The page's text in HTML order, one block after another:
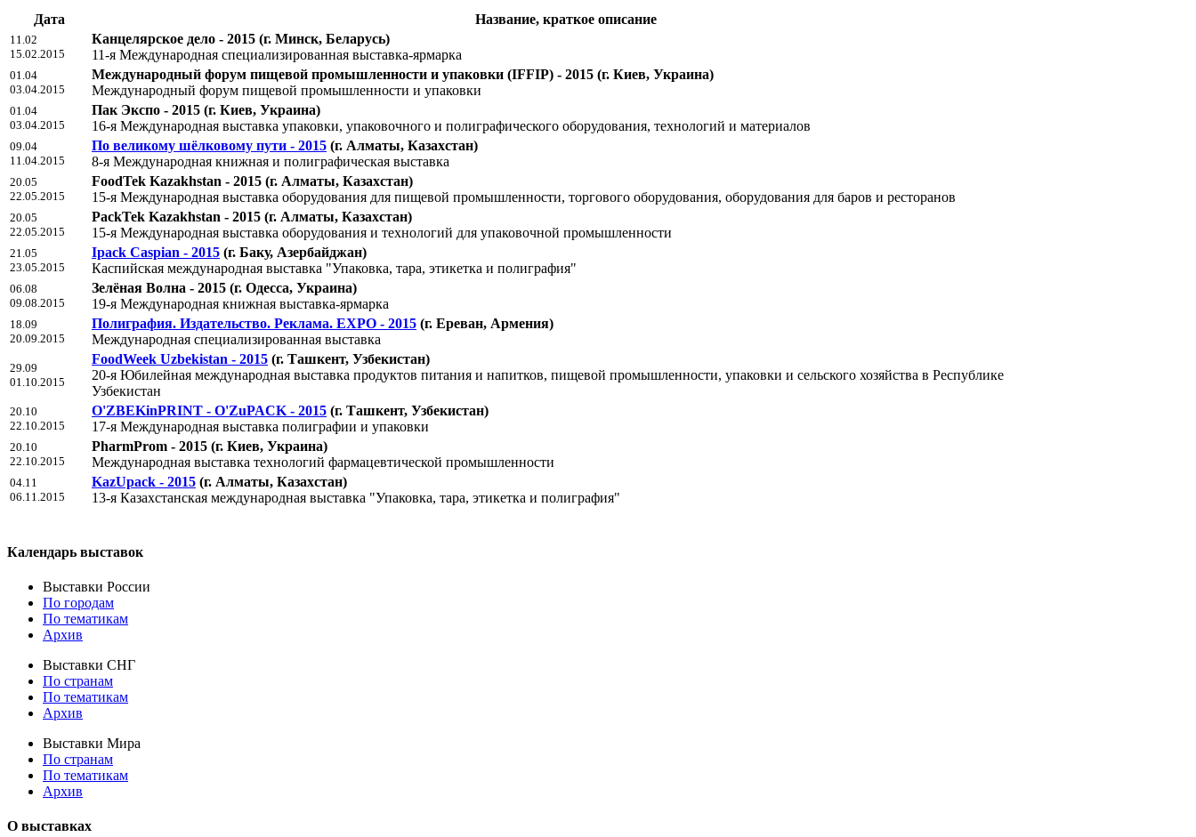
Дата Название, краткое описание
11.02
15.02.2015
Канцелярское дело - 2015 (г. Минск, Беларусь)
11-я Международная специализированная выставка-ярмарка
01.04
03.04.2015
Международный форум пищевой промышленности и упаковки (IFFIP) - 2015 (г. Киев, Украина)
Международный форум пищевой промышленности и упаковки
01.04
03.04.2015
Пак Экспо - 2015 (г. Киев, Украина)
16-я Международная выставка упаковки, упаковочного и полиграфического оборудования, технологий и материалов
09.04
11.04.2015
По великому шёлковому пути - 2015 (г. Алматы, Казахстан)
8-я Международная книжная и полиграфическая выставка
20.05
22.05.2015
FoodTek Kazakhstan - 2015 (г. Алматы, Казахстан)
15-я Международная выставка оборудования для пищевой промышленности, торгового оборудования, оборудования для баров и ресторанов
20.05
22.05.2015
PackTek Kazakhstan - 2015 (г. Алматы, Казахстан)
15-я Международная выставка оборудования и технологий для упаковочной промышленности
21.05
23.05.2015
Ipack Caspian - 2015 (г. Баку, Азербайджан)
Каспийская международная выставка "Упаковка, тара, этикетка и полиграфия"
06.08
09.08.2015
Зелёная Волна - 2015 (г. Одесса, Украина)
19-я Международная книжная выставка-ярмарка
18.09
20.09.2015
Полиграфия. Издательство. Реклама. EXPO - 2015 (г. Ереван, Армения)
Международная специализированная выставка
29.09
01.10.2015
FoodWeek Uzbekistan - 2015 (г. Ташкент, Узбекистан)
20-я Юбилейная международная выставка продуктов питания и напитков, пищевой промышленности, упаковки и сельского хозяйства в Республике
Узбекистан
20.10
22.10.2015
O'ZBEKinPRINT - O'ZuPACK - 2015 (г. Ташкент, Узбекистан)
17-я Международная выставка полиграфии и упаковки
20.10
22.10.2015
PharmProm - 2015 (г. Киев, Украина)
Международная выставка технологий фармацевтической промышленности
04.11
06.11.2015
KazUpack - 2015 (г. Алматы, Казахстан)
13-я Казахстанская международная выставка "Упаковка, тара, этикетка и полиграфия"
Календарь выставок
Выставки России
По городам
По тематикам
Архив
Выставки СНГ
По странам
По тематикам
Архив
Выставки Мира
По странам
По тематикам
Архив
О выставках